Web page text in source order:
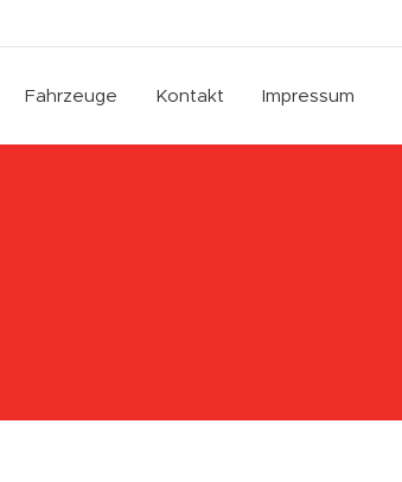
Fahrzeuge Kontakt Impressum